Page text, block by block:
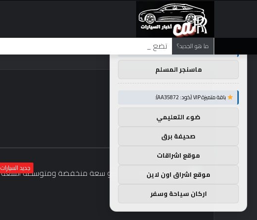
ما هو الجديد؟ تضع شركة BMW منافستها من الفئة G في حالة انتظار مع وصول الرياح المعاكسة في الصين إلى موطنها
جديد السيارات
توصيات :
باقة متميزة VIP (كود: AA26790):
ماسنجر المسلم
باقة متميزة VIP (كود: AA35872):
ضوء التعليمي
صحيفة برق
موقع اشراقات
موقع اشراق اون لاين
اركان سياحة وسفر